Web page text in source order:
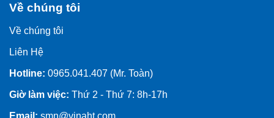
Về chúng tôi
Về chúng tôi
Liên Hệ
Hotline: 0965.041.407 (Mr. Toàn)
Giờ làm việc: Thứ 2 - Thứ 7: 8h-17h
Email: smn@vinaht.com